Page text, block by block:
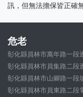
訊，但無法擔保皆正確無
危老
彰化縣員林市萬年路一段
彰化縣員林市員集路二段
彰化縣員林市山腳路一段
彰化縣員林市員東路二段